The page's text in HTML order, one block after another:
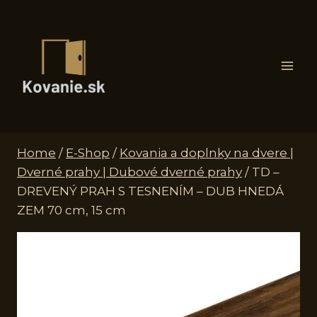
Home / E-Shop / Kovania a doplnky na dvere |
Dverné prahy | Dubové dverné prahy / TD –
DREVENÝ PRAH S TESNENÍM – DUB HNEDÁ
ZEM 70 cm, 15 cm